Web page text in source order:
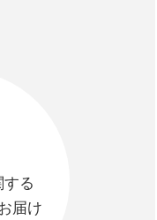
る
届け